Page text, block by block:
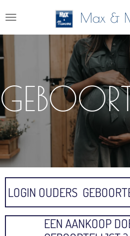
direct
naar
Max &
LOGIN OUDERS
EEN AANKOOP